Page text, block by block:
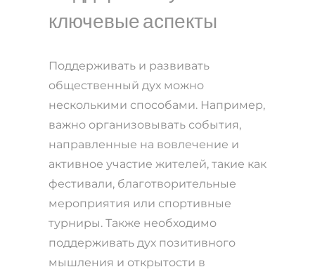
ключевые аспекты
Поддерживать и развивать
общественный дух можно
несколькими способами. Например,
важно организовывать события,
направленные на вовлечение и
активное участие жителей, такие как
фестивали, благотворительные
мероприятия или спортивные
турниры. Также необходимо
поддерживать дух позитивного
мышления и открытости в